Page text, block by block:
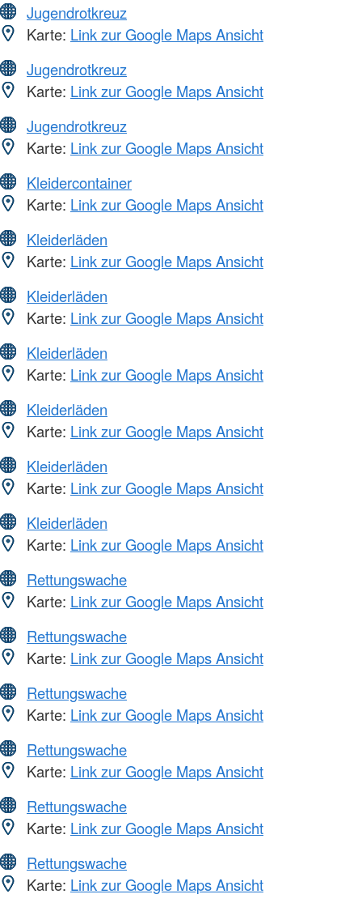
Jugendrotkreuz
Karte: Link zur Google Maps Ansicht
Jugendrotkreuz
Karte: Link zur Google Maps Ansicht
Jugendrotkreuz
Karte: Link zur Google Maps Ansicht
Kleidercontainer
Karte: Link zur Google Maps Ansicht
Kleiderläden
Karte: Link zur Google Maps Ansicht
Kleiderläden
Karte: Link zur Google Maps Ansicht
Kleiderläden
Karte: Link zur Google Maps Ansicht
Kleiderläden
Karte: Link zur Google Maps Ansicht
Kleiderläden
Karte: Link zur Google Maps Ansicht
Kleiderläden
Karte: Link zur Google Maps Ansicht
Rettungswache
Karte: Link zur Google Maps Ansicht
Rettungswache
Karte: Link zur Google Maps Ansicht
Rettungswache
Karte: Link zur Google Maps Ansicht
Rettungswache
Karte: Link zur Google Maps Ansicht
Rettungswache
Karte: Link zur Google Maps Ansicht
Rettungswache
Karte: Link zur Google Maps Ansicht